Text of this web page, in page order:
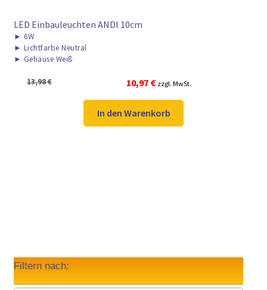
LED Einbauleuchten ANDI 10cm
► 6W
► Lichtfarbe Neutral
► Gehäuse Weiß
13,98€
Ursprünglicher
Preis
war:
13,98 €
10,97 €Aktueller
Preis
ist:
10,97 €.
zzgl. MwSt.
In den Warenkorb
Filtern nach: